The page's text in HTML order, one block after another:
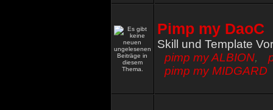
Pimp my DaoC
Skill und Template
pimp my ALBION,
pimp my MIDGARD